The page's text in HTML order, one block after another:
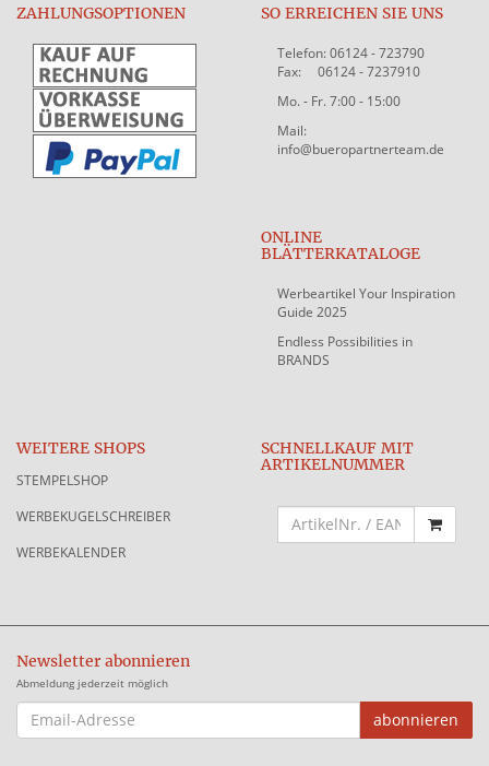
ZAHLUNGSOPTIONEN SO ERREICHEN SIE UNS
Telefon: 06124 - 723790
Fax: 06124 - 7237910
Mo. - Fr. 7:00 - 15:00
Mail:
info@bueropartnerteam.de
ONLINE
BLÄTTERKATALOGE
Werbeartikel Your Inspiration
Guide 2025
Endless Possibilities in
BRANDS
WEITERE SHOPS
STEMPELSHOP
WERBEKUGELSCHREIBER
WERBEKALENDER
SCHNELLKAUF MIT
ARTIKELNUMMER
Newsletter abonnieren
Abmeldung jederzeit möglich
EMAIL-
ADRESSE
abonnieren